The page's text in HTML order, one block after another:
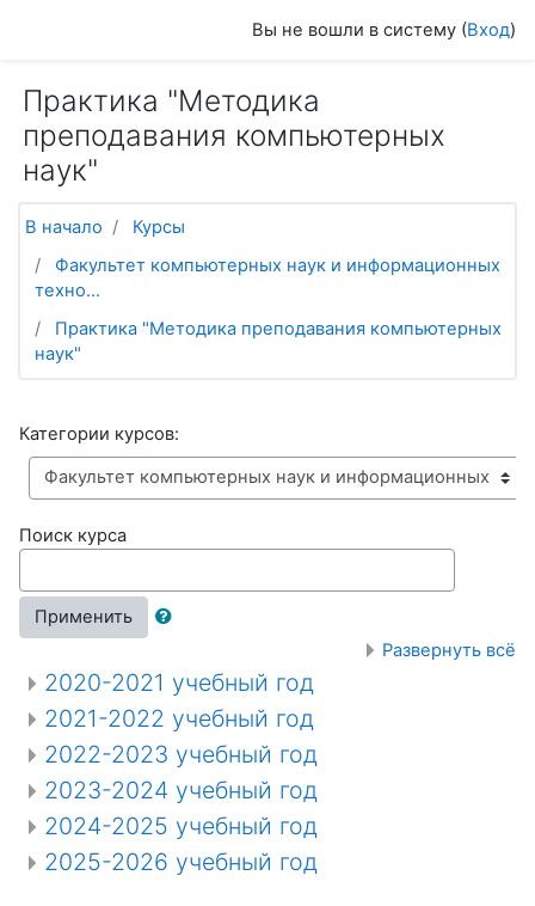
Вы не вошли в систему (Вход)
Практика "Методика
преподавания компьютерных
наук"
В начало
Курсы
Факультет компьютерных наук и информационных
техно...
Практика "Методика преподавания компьютерных
наук"
Категории курсов:
Поиск курса
Применить
Развернуть всё
2020-2021 учебный год
2021-2022 учебный год
2022-2023 учебный год
2023-2024 учебный год
2024-2025 учебный год
2025-2026 учебный год